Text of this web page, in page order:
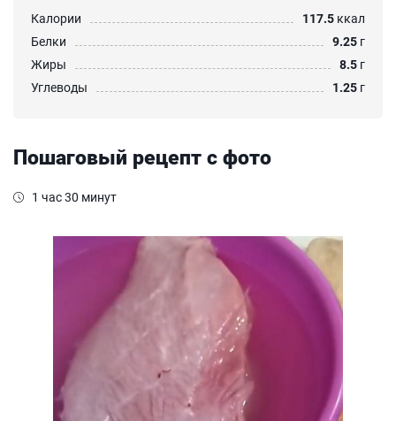
Калории
117.5 ккал
Белки
9.25 г
Жиры
8.5 г
Углеводы
1.25 г
Пошаговый рецепт с фото
1 час 30 минут